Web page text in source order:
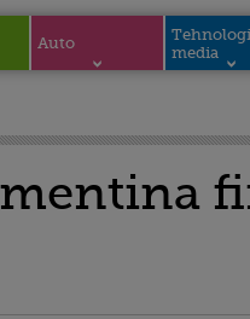
Auto
media
mentina